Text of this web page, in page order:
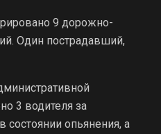
9 дорожно-
Один пострадавший,
3 водителя за
опьянения, а